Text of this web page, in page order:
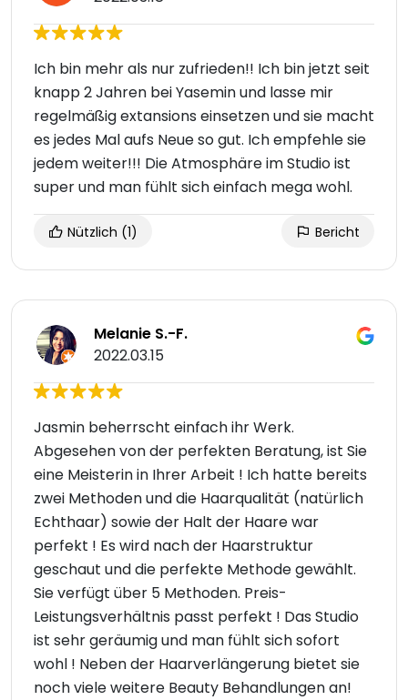
Ich bin mehr als nur zufrieden!! Ich bin jetzt seit
knapp 2 Jahren bei Yasemin und lasse mir
regelmäßig extansions einsetzen und sie macht
es jedes Mal aufs Neue so gut. Ich empfehle sie
jedem weiter!!! Die Atmosphäre im Studio ist
super und man fühlt sich einfach mega wohl.
Nützlich (1) Bericht
Melanie S.-F.
2022.03.15
Jasmin beherrscht einfach ihr Werk.
Abgesehen von der perfekten Beratung, ist Sie
eine Meisterin in Ihrer Arbeit ! Ich hatte bereits
zwei Methoden und die Haarqualität (natürlich
Echthaar) sowie der Halt der Haare war
perfekt ! Es wird nach der Haarstruktur
geschaut und die perfekte Methode gewählt.
Sie verfügt über 5 Methoden. Preis-
Leistungsverhältnis passt perfekt ! Das Studio
ist sehr geräumig und man fühlt sich sofort
wohl ! Neben der Haarverlängerung bietet sie
noch viele weitere Beauty Behandlungen an!